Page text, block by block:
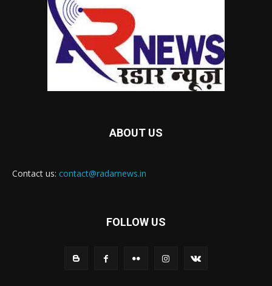
ABOUT US
Contact us: contact@radarnews.in
FOLLOW US